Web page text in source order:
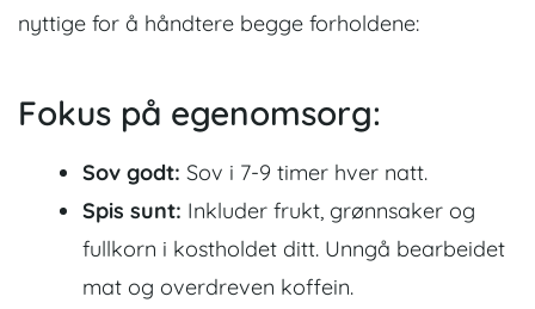
nyttige for å håndtere begge forholdene:
Fokus på egenomsorg:
Sov godt: Sov i 7-9 timer hver natt.
Spis sunt: Inkluder frukt, grønnsaker og
fullkorn i kostholdet ditt. Unngå bearbeidet
mat og overdreven koffein.